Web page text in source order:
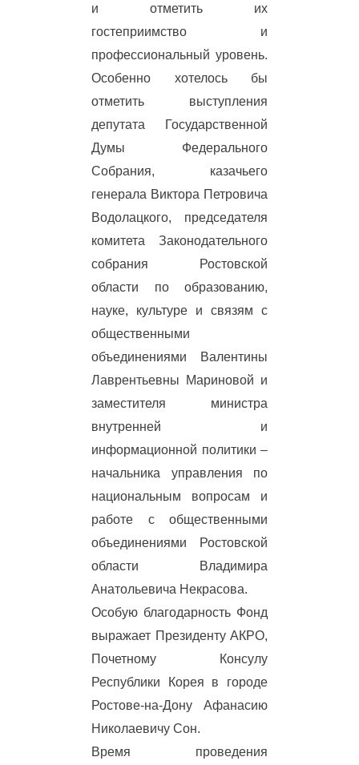
и отметить их
гостеприимство и
профессиональный уровень.
Особенно хотелось бы
отметить выступления
депутата Государственной
Думы Федерального
Собрания, казачьего
генерала Виктора Петровича
Водолацкого, председателя
комитета Законодательного
собрания Ростовской
области по образованию,
науке, культуре и связям с
общественными
объединениями Валентины
Лаврентьевны Мариновой и
заместителя министра
внутренней и
информационной политики –
начальника управления по
национальным вопросам и
работе с общественными
объединениями Ростовской
области Владимира
Анатольевича Некрасова.
Особую благодарность Фонд
выражает Президенту АКРО,
Почетному Консулу
Республики Корея в городе
Ростове-на-Дону Афанасию
Николаевичу Сон.
Время проведения